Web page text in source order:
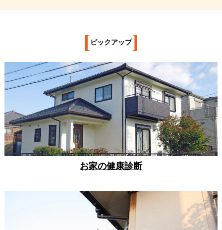
[ ピックアップ]
お家の健康診断